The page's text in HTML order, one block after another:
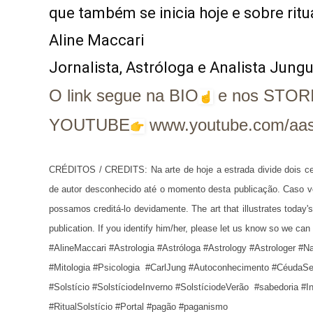
que também se inicia hoje e sobre
Aline Maccari
Jornalista, Astróloga e Analista
O link segue na BIO
e nos
YOUTUBE
www.youtube.com/
CRÉDITOS / CREDITS: Na arte de hoje a estrada divide dois
de autor desconhecido até o momento desta publicação. Caso
possamos creditá-lo devidamente. The art that illustrates
publication. If you identify him/her, please let us know so we can
#AlineMaccari #Astrologia #Astróloga #Astrology #Astrologer
#Mitologia #Psicologia  #CarlJung #Autoconhecimento
#Solstício #SolstíciodeInverno #SolstíciodeVerão  #sabedoria
#RitualSolstício #Portal #pagão #paganismo